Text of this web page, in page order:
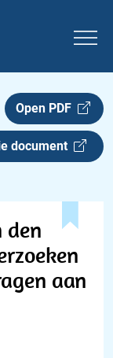
Open PDF
document
den
aan